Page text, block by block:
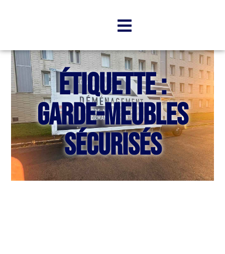
Étiquette :
garde-meubles
sécurisés